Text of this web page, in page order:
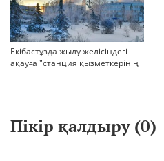
Екібастұзда жылу желісіндегі
ақауға "станция қызметкерінің
қателігі" себеп болғаны
Пікір қалдыру (0)